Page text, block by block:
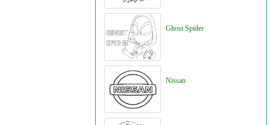
Ghost Spider
Nissan